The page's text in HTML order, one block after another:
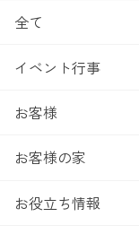
全て
イベント行事
お客様
お客様の家
お役立ち情報